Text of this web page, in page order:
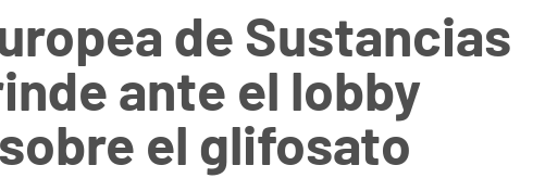
de Sustancias
ante el lobby
el glifosato